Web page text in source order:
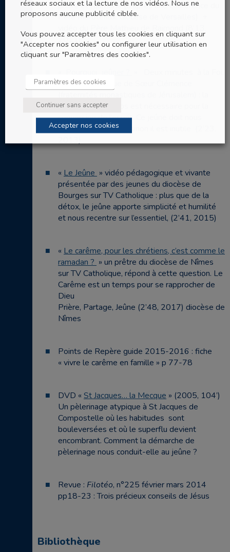
prière et l’aumône (d’après une conférence du
Père Maroteaux, diocèse de Versailles) +
2011)
vidéo synthétique de Sœur Clémence
conversion du corps est nécessaire pour la
conversion de l’esprit. Ce jeûne doit nous
conduire au partage sinon il est inutile (2’23,
« Le Jeûne » vidéo pédagogique et vivante
présentée par des jeunes du diocèse de
Bourges sur TV Catholique : plus que de la
détox, le jeûne apporte simplicité et humilité
et nous recentre sur l’essentiel, (2’41, 2015)
« Le carême, pour les chrétiens, c’est comme le
ramadan ? » un prêtre du diocèse de Nîmes
sur TV Catholique, répond à cette question. Le
Carême est un temps pour se rapprocher de
Dieu
Prière, Partage, Jeûne (2’48, 2017) diocèse de
Nîmes
Points de Repère guide 2015-2016 : fiche
« vivre le carême en famille » p 77-78
DVD « St Jacques… la Mecque » (2005, 104’)
Un pèlerinage atypique à St Jacques de
Compostelle où les habitudes sont
bouleversées et où le superflu devient
encombrant. Comment la démarche de
pèlerinage nous conduit-elle au jeûne ?
Revue : Filotéo, n°225 février mars 2014
pp18-23 : Trois précieux conseils de Jésus
Bibliothèque
réseaux sociaux et la lecture de nos vidéos. Nous ne
proposons aucune publicité ciblée.
Vous pouvez accepter tous les cookies en cliquant sur
"Accepter nos cookies" ou configurer leur utilisation en
cliquant sur "Paramètres des cookies".
Paramètres des cookies
Continuer sans accepter
Accepter nos cookies